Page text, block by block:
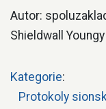
Autor:
Shieldwall Youngy
Kategorie:
Protokoly